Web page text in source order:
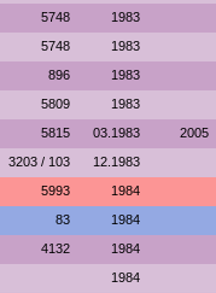
5748 1983
5748 1983
896 1983
5809 1983
5815 03.1983 2005
3203 / 103 12.1983
5993 1984
83 1984
4132 1984
1984